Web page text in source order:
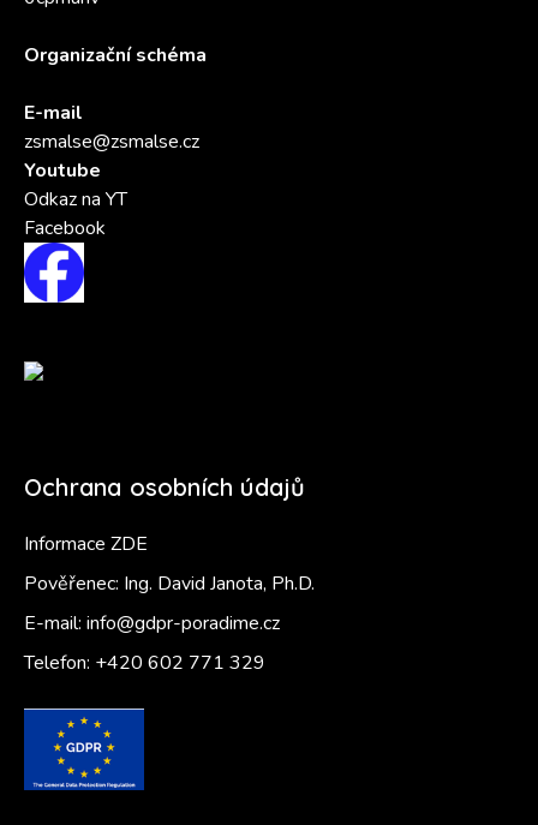
Organizační schéma
E-mail
zsmalse@zsmalse.cz
Youtube
Odkaz na YT
Facebook
Ochrana osobních údajů
Informace ZDE
Pověřenec: Ing. David Janota, Ph.D.
E-mail: info@gdpr-poradime.cz
Telefon: +420 602 771 329